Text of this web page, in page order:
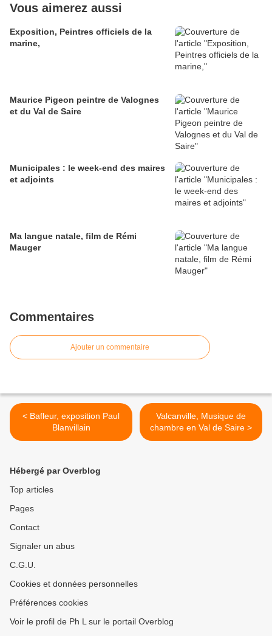
Vous aimerez aussi
Exposition, Peintres officiels de la
marine,
Maurice Pigeon peintre de Valognes
et du Val de Saire
Municipales : le week-end des maires
et adjoints
Ma langue natale, film de Rémi
Mauger
Commentaires
Ajouter un commentaire
< Bafleur, exposition Paul
Blanvillain
Valcanville, Musique de
chambre en Val de Saire >
Hébergé par Overblog
Top articles
Pages
Contact
Signaler un abus
C.G.U.
Cookies et données personnelles
Préférences cookies
Voir le profil de Ph L sur le portail Overblog